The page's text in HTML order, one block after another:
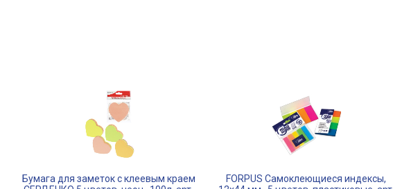
Бумага для заметок с клеевым краем
FORPUS Самоклеющиеся индексы,